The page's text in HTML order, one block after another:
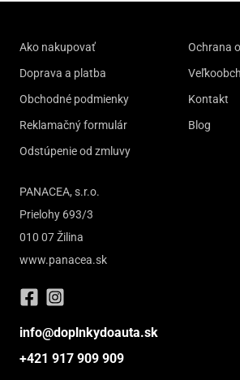
Ako nakupovať
Doprava a platba
Obchodné podmienky
Reklamačný formulár
Odstúpenie od zmluvy
Ochrana
Kontakt
Blog
PANACEA, s.r.o.
Prielohy 693/3
010 07 Žilina
www.panacea.sk
info@doplnkydoauta.sk
+421 917 909 909